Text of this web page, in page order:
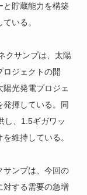
と貯蔵能力を構築
いる。
クサンプは、太陽
ジェクトの開
光発電プロジェ
揮している。同
し、1.5ギガワッ
維持している。
サンプは、今回の
対する需要の急増